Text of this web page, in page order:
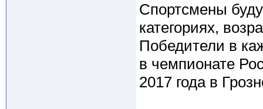
Спортсмены
категориях,
Победители в
в чемпионате
2017 года в